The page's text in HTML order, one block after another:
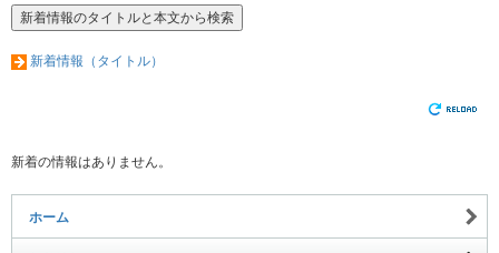
新着情報（タイトル）
新着の情報はありません。
ホーム